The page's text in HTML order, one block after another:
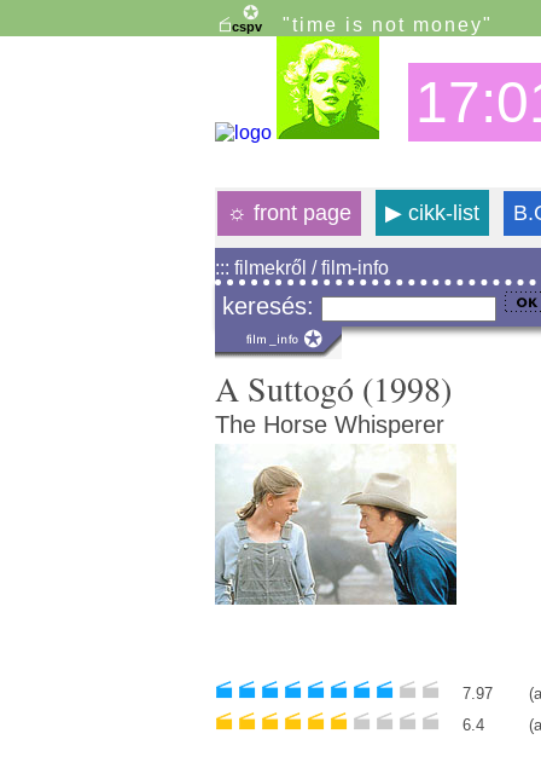
"time is not money"
☼ front page ▶cikk-list
::: filmekről / film-info
keresés:
A Suttogó (1998)
The Horse Whisperer
7.97
6.4